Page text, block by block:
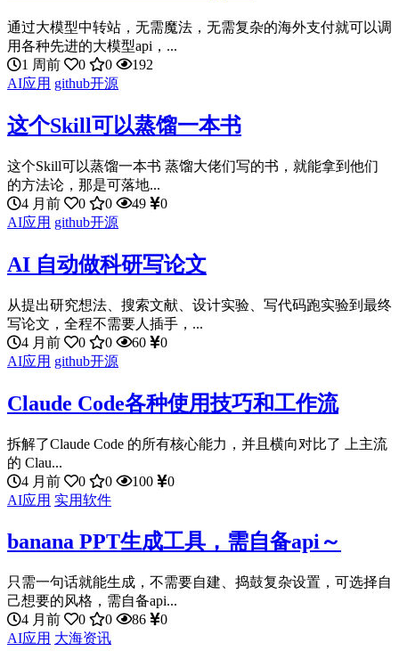
通过大模型中转站，无需魔法，无需复杂的海外支付就可以调
用各种先进的大模型api，...
1 周前
0 0
192
AI应用 github开源
这个Skill可以蒸馏一本书
这个Skill可以蒸馏一本书 蒸馏大佬们写的书，就能拿到他们
的方法论，那是可落地...
4 月前
0 0 49
0
AI应用 github开源
AI 自动做科研写论文
从提出研究想法、搜索文献、设计实验、写代码跑实验到最终
写论文，全程不需要人插手，...
4 月前
0 0 60
0
AI应用 github开源
Claude Code各种使用技巧和工作流
拆解了Claude Code 的所有核心能力，并且横向对比了 上主流
的 Clau...
4 月前
0 0 100
0
AI应用 实用软件
banana PPT生成工具，需自备api～
只需一句话就能生成，不需要自建、捣鼓复杂设置，可选择自
己想要的风格，需自备api...
4 月前
0 0 86
0
AI应用 大海资讯